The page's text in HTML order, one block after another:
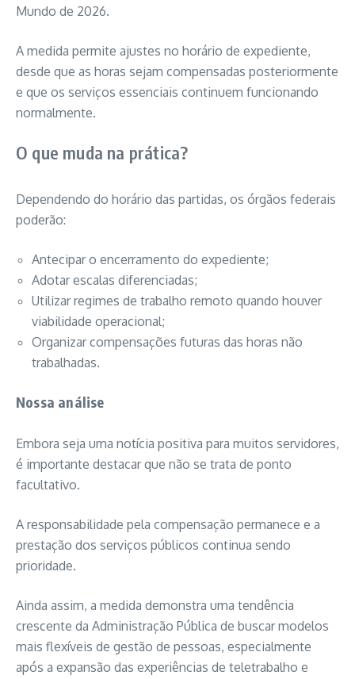
Mundo de 2026.
A medida permite ajustes no horário de expediente,
desde que as horas sejam compensadas posteriormente
e que os serviços essenciais continuem funcionando
normalmente.
O que muda na prática?
Dependendo do horário das partidas, os órgãos federais
poderão:
Antecipar o encerramento do expediente;
Adotar escalas diferenciadas;
Utilizar regimes de trabalho remoto quando houver
viabilidade operacional;
Organizar compensações futuras das horas não
trabalhadas.
Nossa análise
Embora seja uma notícia positiva para muitos servidores,
é importante destacar que não se trata de ponto
facultativo.
A responsabilidade pela compensação permanece e a
prestação dos serviços públicos continua sendo
prioridade.
Ainda assim, a medida demonstra uma tendência
crescente da Administração Pública de buscar modelos
mais flexíveis de gestão de pessoas, especialmente
após a expansão das experiências de teletrabalho e